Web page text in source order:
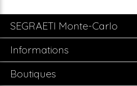
SEGRAETI Monte-Carlo
Informations
Boutiques